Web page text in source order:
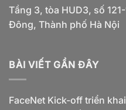
Tầng 3, tòa HUD3, số
Đông, Thành phố Hà Nội
BÀI VIẾT GẦN ĐÂY
FaceNet Kick-off triển